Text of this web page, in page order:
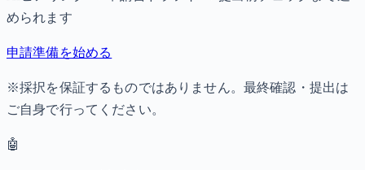
められます
申請準備を始める
※採択を保証するものではありません。最終確認・提出は
ご自身で行ってください。
🤖